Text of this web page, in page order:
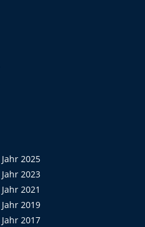
Jahr 2025
Jahr 2023
Jahr 2021
Jahr 2019
Jahr 2017